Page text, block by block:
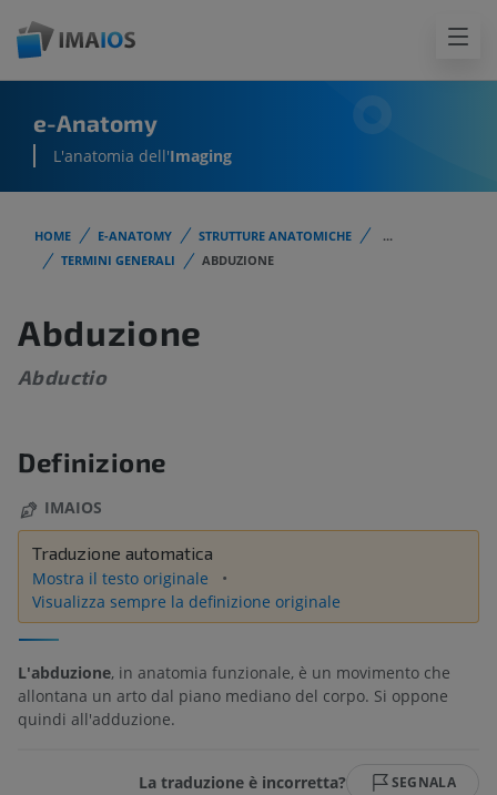
e-Anatomy
L'anatomia dell'Imaging
HOME E-ANATOMY STRUTTURE ANATOMICHE
...
TERMINI GENERALI
ABDUZIONE
Abduzione
Abductio
Definizione
IMAIOS
Traduzione automatica
Mostra il testo originale
Visualizza sempre la definizione originale
L'abduzione, in anatomia funzionale, è un movimento che
allontana un arto dal piano mediano del corpo. Si oppone
quindi all'adduzione.
La traduzione è incorretta? SEGNALA